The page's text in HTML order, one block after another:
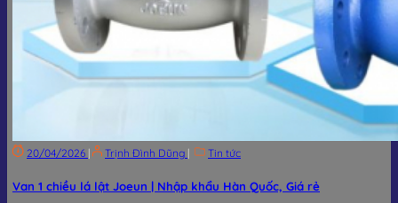
20/04/2026 | Trịnh Đình Dũng | Tin tức
Van 1 chiều lá lật Joeun | Nhập khẩu Hàn Quốc, Giá rẻ